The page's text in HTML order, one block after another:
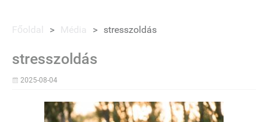
Főoldal > Média > stresszoldás
stresszoldás
2025-08-04